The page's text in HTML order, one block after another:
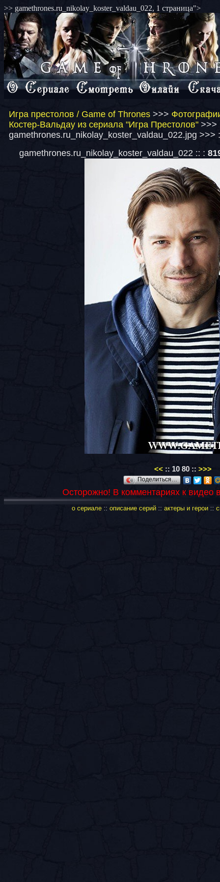
>> gamethrones.ru_nikolay_koster_valdau_022, 1 страница">
Игра престолов / Game of Thrones >>>
Костер-Вальдау из сериала "Игра Престолов" >>>
gamethrones.ru_nikolay_koster_valdau_022.jpg >>>
gamethrones.ru_nikolay_koster_valdau_022 :: :
<< :: 10 80 :: >>>
Поделиться…
Осторожно! В комментариях к видео
о сериале:: описание серий:: актеры и герои::